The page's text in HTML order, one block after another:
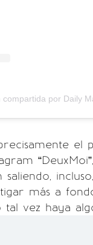
compartida por Daily
el
más a
vez haya